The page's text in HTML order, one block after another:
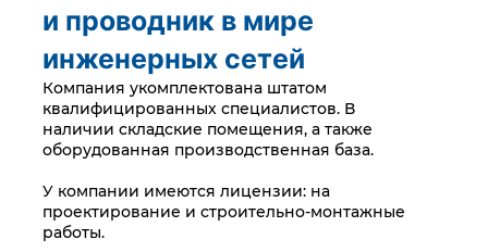
и проводник в мире
инженерных сетей
Компания укомплектована штатом
квалифицированных специалистов. В
наличии складские помещения, а также
оборудованная производственная база.
У компании имеются лицензии: на
проектирование и строительно-монтажные
работы.